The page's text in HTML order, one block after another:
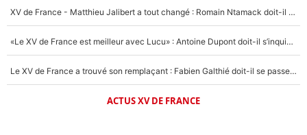
XV de France - Matthieu Jalibert a tout changé : Romain Ntamack doit-il s’inquiéter pour sa place à un an de la Coupe du monde ?
«Le XV de France est meilleur avec Lucu» : Antoine Dupont doit-il s’inquiéter pour sa place ?
Le XV de France a trouvé son remplaçant : Fabien Galthié doit-il se passer d'Antoine Dupont ?
ACTUS XV DE FRANCE